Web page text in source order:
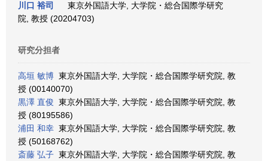
川口 裕司
東京外国語大学, 大学院・総合国際学研究
院, 教授 (20204703)
研究分担者
高垣 敏博 東京外国語大学, 大学院・総合国際学研究院, 教
授 (00140070)
黒澤 直俊 東京外国語大学, 大学院・総合国際学研究院, 教
授 (80195586)
浦田 和幸 東京外国語大学, 大学院・総合国際学研究院, 教
授 (50168762)
斎藤 弘子 東京外国語大学, 大学院・総合国際学研究院, 教